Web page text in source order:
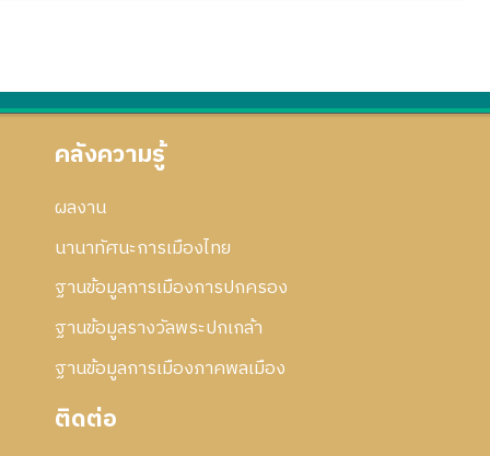
คลังความรู้
ผลงาน
นานาทัศนะการเมืองไทย
ฐานข้อมูลการเมืองการปกครอง
ฐานข้อมูลรางวัลพระปกเกล้า
ฐานข้อมูลการเมืองภาคพลเมือง
ติดต่อ